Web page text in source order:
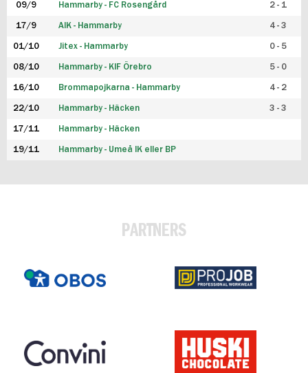
09/9 Hammarby - FC Rosengård 2 - 1
17/9 AIK - Hammarby 4 - 3
01/10 Jitex - Hammarby 0 - 5
08/10 Hammarby - KIF Örebro 5 - 0
16/10 Brommapojkarna - Hammarby 4 - 2
22/10 Hammarby - Häcken 3 - 3
17/11 Hammarby - Häcken
19/11 Hammarby - Umeå IK eller BP
PARTNERS